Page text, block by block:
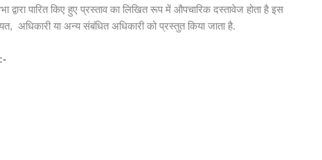
द्वारा पारित किए हुए प्रस्ताव का लिखित रूप में औपचारिक दस्तावेज होता है इस
अधिकारी या अन्य संबंधित अधिकारी को प्रस्तुत किया जाता है.